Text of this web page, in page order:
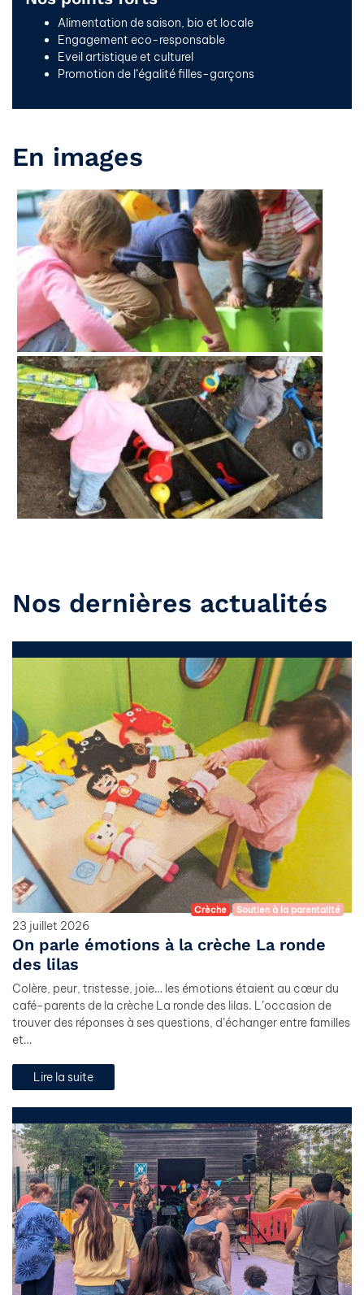
Alimentation de saison, bio et locale
Engagement eco-responsable
Eveil artistique et culturel
Promotion de l’égalité filles-garçons
En images
Nos dernières actualités
Crèche Soutien à la parentalité
23 juillet 2026
On parle émotions à la crèche La ronde
des lilas
Colère, peur, tristesse, joie… les émotions étaient au cœur du
café-parents de la crèche La ronde des lilas. L’occasion de
trouver des réponses à ses questions, d’échanger entre familles
et…
Lire la suite